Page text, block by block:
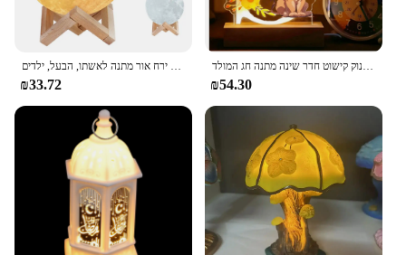
תמונה אישית ירח מנורת 2/3/16 צבעים לילה אור תמונה מותאם אישית תמונה חקוק ירח אור מתנה לאשתו, הבעל, ילדים
₪33.72
מותאם אישית מנורת בעלי חיים שם מותאם אישית לילה אור ילדים תינוק קישוט חדר שינה מתנה חג המולד
₪54.30